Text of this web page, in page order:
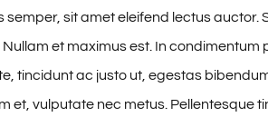
sit amet eleifend lectus auctor.
et maximus est. In condimentum
tincidunt ac justo ut, egestas
et, vulputate nec metus. Pellentesque